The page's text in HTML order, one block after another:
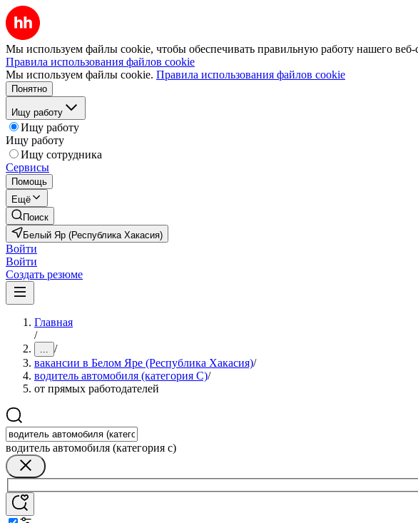
Мы используем файлы cookie, чтобы обеспечивать правильную работу нашего веб-
Правила использования файлов cookie
Мы используем файлы cookie. Правила использования файлов cookie
Понятно
Ищу работу
Ищу работу
Ищу работу
Ищу сотрудника
Сервисы
Помощь
Ещё
Поиск
Белый Яр (Республика Хакасия)
Войти
Войти
Создать резюме
Главная
/
... /
вакансии в Белом Яре (Республика Хакасия)/
водитель автомобиля (категория C)/
от прямых работодателей
водитель автомобиля (категория c)